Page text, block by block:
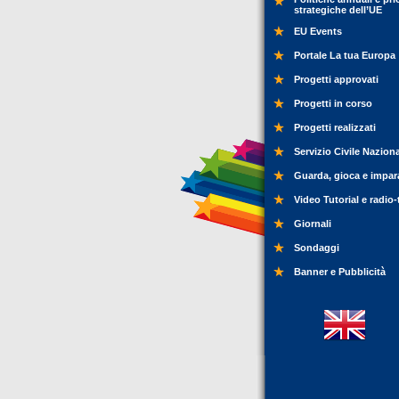
strategiche dell’UE
EU Events
Portale La tua Europa
Progetti approvati
Progetti in corso
Progetti realizzati
Servizio Civile
Guarda, gioca e
Video Tutorial e
Giornali
Sondaggi
Banner e Pubblicità